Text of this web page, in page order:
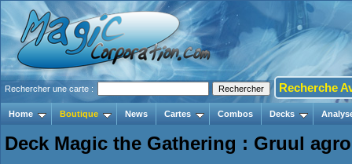
Rechercher une carte : Recherche
Home Boutique News Cartes Combos Decks
Deck Magic the Gathering : Gruul agro